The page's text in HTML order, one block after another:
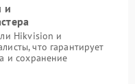
и
Hikvision и
что гарантирует
и сохранение